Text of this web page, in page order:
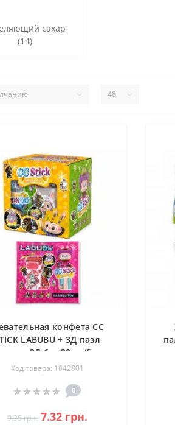
сахар
(14)
конфета CC
LABUBU + 3Д пазл
3Д 6гр 30шт/бл
600шт/ящ
Код товара: 1042801
0
9.35 грн. 7.32 грн.